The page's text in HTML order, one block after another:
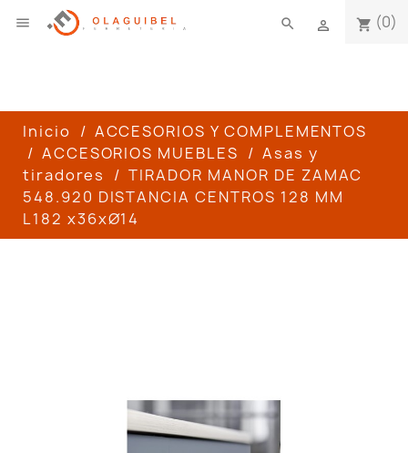
 shopping_cart (0)

search
Inicio
ACCESORIOS Y COMPLEMENTOS
ACCESORIOS MUEBLES
Asas y
tiradores
TIRADOR MANOR DE ZAMAC
548.920 DISTANCIA CENTROS 128 MM
L182 x36xØ14